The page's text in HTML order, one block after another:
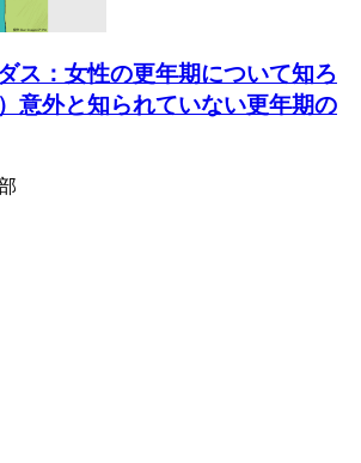
ス：女性の更年期について知ろ
意外と知られていない更年期の